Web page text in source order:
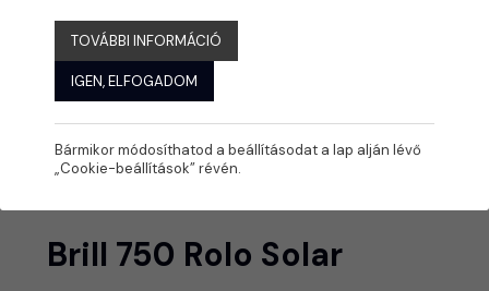
Brill 750 Rolo Solar
TOVÁBBI INFORMÁCIÓ
IGEN, ELFOGADOM
Bármikor módosíthatod a beállításodat a lap alján lévő
„Cookie-beállítások” révén.